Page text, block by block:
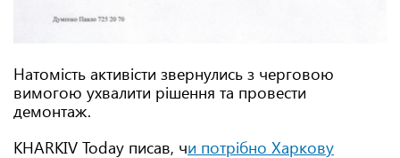
Натомість активісти звернулись з черговою
вимогою ухвалити рішення та провести
демонтаж.
KHARKIV Today писав, чи потрібно Харкову